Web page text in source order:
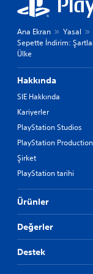
Ana Ekran
Yasal
Sepette İndirim:
Ülke
Hakkında
SIE Hakkında
Kariyerler
PlayStation Studios
PlayStation
Şirket
PlayStation tarihi
Ürünler
Değerler
Destek